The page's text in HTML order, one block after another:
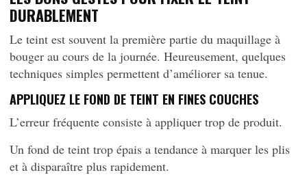
DURABLEMENT
Le teint est souvent la première partie du maquillage à
bouger au cours de la journée. Heureusement, quelques
techniques simples permettent d’améliorer sa tenue.
APPLIQUEZ LE FOND DE TEINT EN FINES COUCHES
L’erreur fréquente consiste à appliquer trop de produit.
Un fond de teint trop épais a tendance à marquer les plis
et à disparaître plus rapidement.